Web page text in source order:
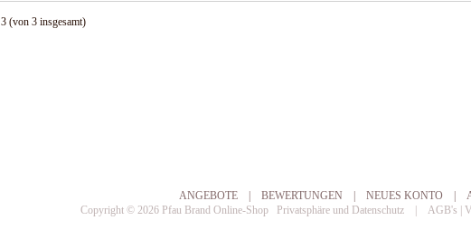
3(von 3insgesamt)
ANGEBOTE BEWERTUNGEN NEUES KONTO|
Copyright © 2026 Pfau Brand Online-Shop Privatsphäre und Datenschutz| AGB's |